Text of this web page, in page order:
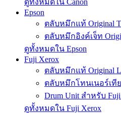
ดูทั้งหมดใน Canon
Epson
ตลับหมึกแท้ Original
ตลับหมึกอิงค์เจ็ท
ดูทั้งหมดใน Epson
Fuji Xerox
ตลับหมึกแท้ Original
ตลับหมึกโทนเนอร์เทีย
Drum Unit สำหรับ
ดูทั้งหมดใน Fuji Xerox